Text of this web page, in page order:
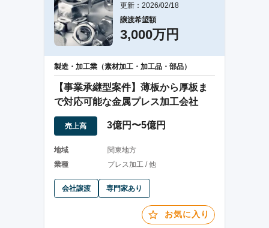
更新：2026/02/18
譲渡希望額
3,000万円
製造・加工業（素材加工・加工品・部品）
【事業承継型案件】薄板から厚板ま
で対応可能な金属プレス加工会社
売上高 3億円〜5億円
地域
関東地方
業種
プレス加工 / 他
会社譲渡 専門家あり
お気に入り